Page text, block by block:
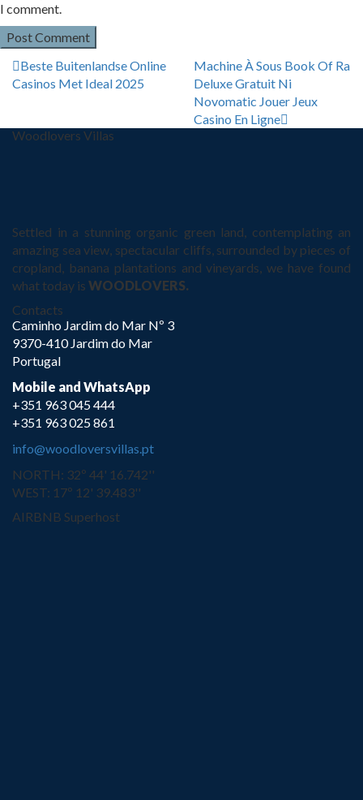
I comment.
Beste Buitenlandse Online
Casinos Met Ideal 2025
Machine À Sous Book Of Ra
Deluxe Gratuit Ni
Novomatic Jouer Jeux
Casino En Ligne
Woodlovers Villas
Settled in a stunning organic green land, contemplating an
amazing sea view, spectacular cliffs, surrounded by pieces of
cropland, banana plantations and vineyards, we have found
what today is WOODLOVERS.
Contacts
Caminho Jardim do Mar Nº 3
9370-410 Jardim do Mar
Portugal
Mobile and WhatsApp
+351 963 045 444
+351 963 025 861
info@woodloversvillas.pt
NORTH: 32º 44' 16.742''
WEST: 17º 12' 39.483''
AIRBNB Superhost